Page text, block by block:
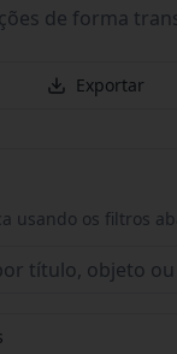
de forma
Exportar
usando os filtros